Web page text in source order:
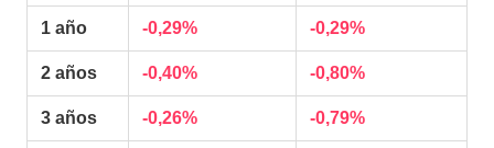
1 año -0,29% -0,29%
2 años -0,40% -0,80%
3 años -0,26% -0,79%